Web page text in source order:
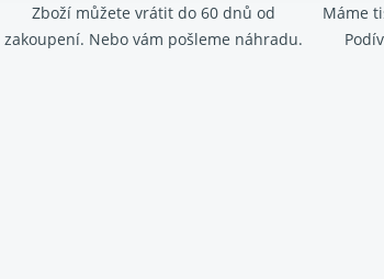
Zboží můžete vrátit do 60 dnů od
zakoupení. Nebo vám pošleme náhradu.
Máme